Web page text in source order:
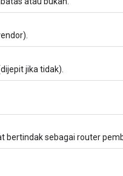
jika tidak).
bertindak sebagai router